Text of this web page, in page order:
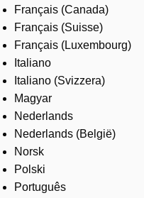
Français (Canada)
Français (Suisse)
Français (Luxembourg)
Italiano
Italiano (Svizzera)
Magyar
Nederlands
Nederlands (België)
Norsk
Polski
Português